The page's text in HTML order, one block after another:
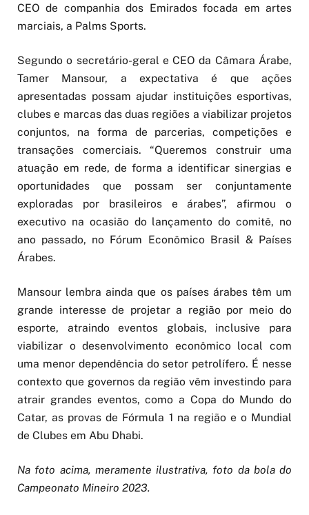
CEO de companhia dos Emirados focada em artes
marciais, a Palms Sports.
Segundo o secretário-geral e CEO da Câmara Árabe,
Tamer Mansour, a expectativa é que ações
apresentadas possam ajudar instituições esportivas,
clubes e marcas das duas regiões a viabilizar projetos
conjuntos, na forma de parcerias, competições e
transações comerciais. “Queremos construir uma
atuação em rede, de forma a identificar sinergias e
oportunidades que possam ser conjuntamente
exploradas por brasileiros e árabes”, afirmou o
executivo na ocasião do lançamento do comitê, no
ano passado, no Fórum Econômico Brasil & Países
Árabes.
Mansour lembra ainda que os países árabes têm um
grande interesse de projetar a região por meio do
esporte, atraindo eventos globais, inclusive para
viabilizar o desenvolvimento econômico local com
uma menor dependência do setor petrolífero. É nesse
contexto que governos da região vêm investindo para
atrair grandes eventos, como a Copa do Mundo do
Catar, as provas de Fórmula 1 na região e o Mundial
de Clubes em Abu Dhabi.
Na foto acima, meramente ilustrativa, foto da bola do
Campeonato Mineiro 2023.